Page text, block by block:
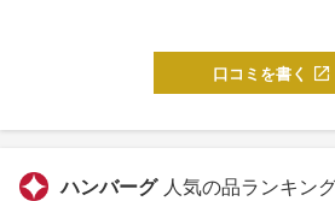
口コミを書く
ハンバーグ 人気の品ランキン